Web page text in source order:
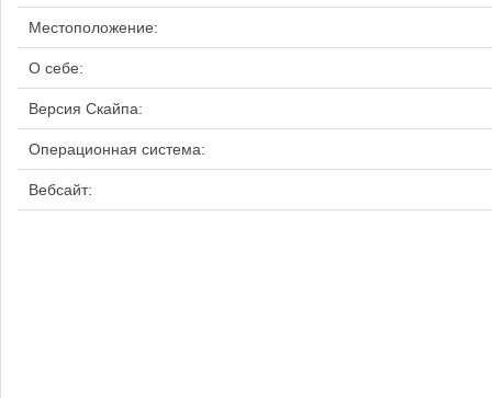
Местоположение:
О себе:
Версия Скайпа:
Операционная система:
Вебсайт: